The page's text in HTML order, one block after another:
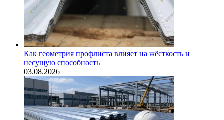
Как геометрия профлиста влияет на жёсткость и
несущую способность
03.08.2026